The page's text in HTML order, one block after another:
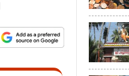
×